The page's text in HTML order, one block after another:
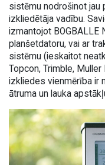
sistēmu nodrošinot jau
izkliedētāja vadību.
izmantojot BOGBALLE
planšetdatoru, vai ar
sistēmu (ieskaitot
Topcon, Trimble, Muller
izkliedes vienmērība ir
ātruma un lauka